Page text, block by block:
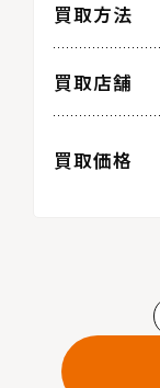
買取方法
買取店舗
買取価格